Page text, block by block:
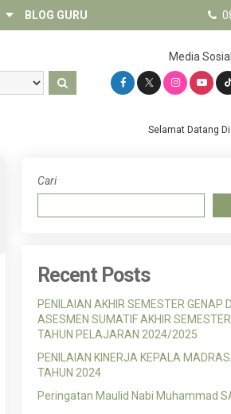
BLOG GURU
Media Sosial
Selamat Datang Di
Cari
Recent Posts
PENILAIAN AKHIR SEMESTER GENAP
ASESMEN SUMATIF AKHIR
TAHUN PELAJARAN 2024/2025
PENILAIAN KINERJA KEPALA
TAHUN 2024
Peringatan Maulid Nabi Muhammad